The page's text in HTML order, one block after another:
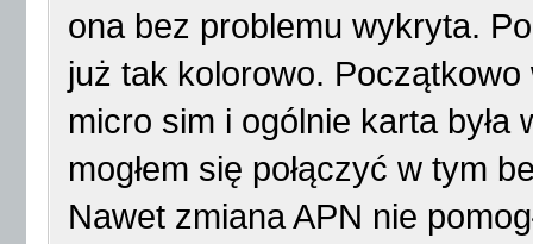
ona bez problemu wykryta.
już tak kolorowo. Początkowo
micro sim i ogólnie karta
mogłem się połączyć w tym
Nawet zmiana APN nie